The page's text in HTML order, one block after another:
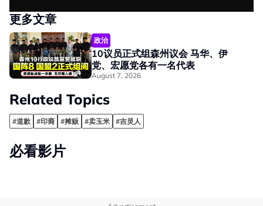
更多文章
政治
10议员正式组森州议会 马华、伊
党、宏愿党各有一名代表
August 7, 2026
Related Topics
#道歉 #印裔 #摊贩 #卖玉米 #吉灵人
必看影片